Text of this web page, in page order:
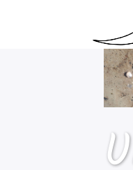
Skip to main